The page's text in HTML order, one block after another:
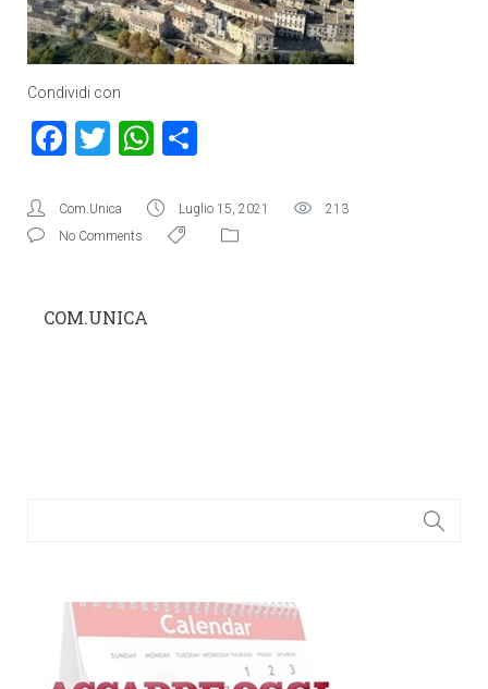
Condividi con
Facebook
TwitterWhatsApp
Com.Unica Luglio 15, 2021
213
No Comments
COM.UNICA